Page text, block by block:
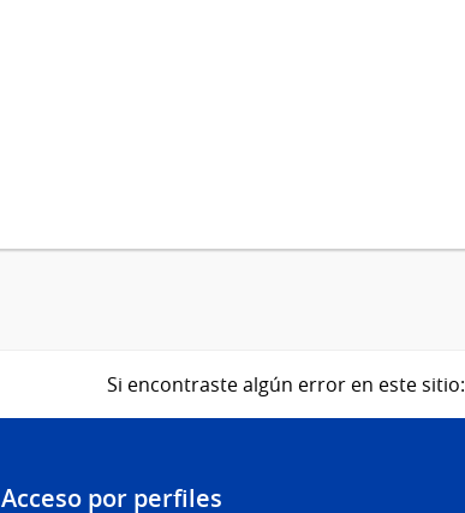
Si encontraste algún error en este sitio:
Acceso por perfiles